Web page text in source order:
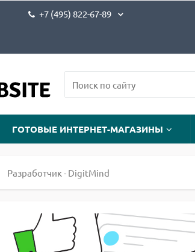
+7 (495) 822-67-89
ГОТОВЫЕ ИНТЕРНЕТ-МАГАЗИНЫ
Разработчик - DigitMind